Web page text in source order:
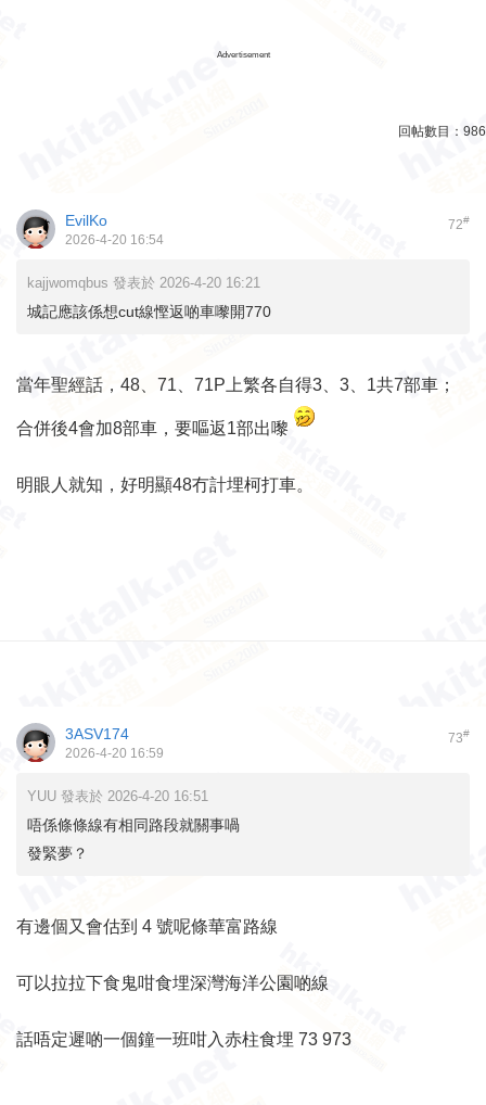
Advertisement
回帖數目： 986
72#
EvilKo
2026-4-20 16:54
kajjwomqbus 發表於 2026-4-20 16:21
城記應該係想cut線慳返啲車嚟開770
當年聖經話，48、71、71P上繁各自得3、3、1共7部車；
合併後4會加8部車，要嘔返1部出嚟
明眼人就知，好明顯48冇計埋柯打車。
73#
3ASV174
2026-4-20 16:59
YUU 發表於 2026-4-20 16:51
唔係條條線有相同路段就關事喎
發緊夢？
有邊個又會估到 4 號呢條華富路線
可以拉拉下食鬼咁食埋深灣海洋公園啲線
話唔定遲啲一個鐘一班咁入赤柱食埋 73 973